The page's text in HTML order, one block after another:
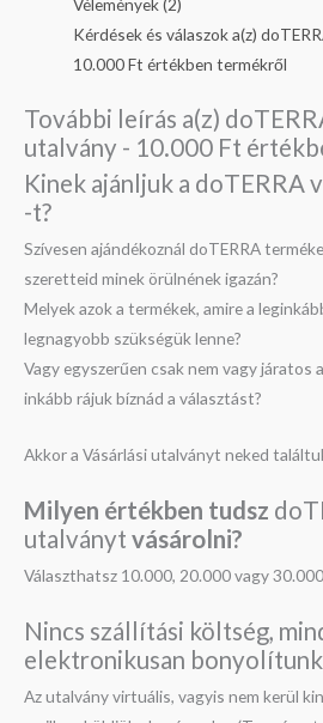
Vélemények (2)
Kérdések és válaszok a(z)
10.000 Ft értékben termékről
További leírás a(z)
utalvány - 10.000 Ft
Kinek ajánljuk a doTERRA
-t?
Szívesen ajándékoznál doTERRA
szeretteid minek örülnének igazán?
Melyek azok a termékek, amire a
legnagyobb szükségük lenne?
Vagy egyszerűen csak nem vagy járatos
inkább rájuk bíznád a választást?
Akkor a Vásárlási utalványt neked
Milyen értékben tudsz
utalványt vásárolni?
Választhatsz 10.000, 20.000 vagy
Nincs szállítási költség,
elektronikusan
Az utalvány virtuális, vagyis nem kerül